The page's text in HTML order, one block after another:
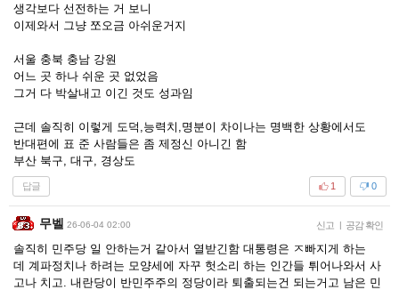
생각보다 선전하는 거 보니
이제와서 그냥 쪼오금 아쉬운거지
서울 충북 충남 강원
어느 곳 하나 쉬운 곳 없었음
그거 다 박살내고 이긴 것도 성과임
근데 솔직히 이렇게 도덕,능력치,명분이 차이나는 명백한 상황에서도
반대편에 표 준 사람들은 좀 제정신 아니긴 함
부산 북구, 대구, 경상도
답글 0
1
무벨 26-06-04 02:00 신고 | 공감 확인
솔직히 민주당 일 안하는거 같아서 열받긴함 대통령은 ㅈ빠지게 하는
데 계파정치나 하려는 모양세에 자꾸 헛소리 하는 인간들 튀어나와서 사
고나 치고. 내란당이 반민주주의 정당이라 퇴출되는건 되는거고 남은 민